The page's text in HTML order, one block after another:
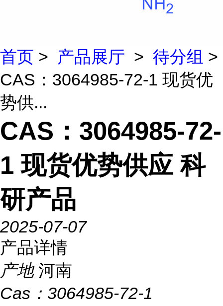
首页 > 产品展厅 > 待分组 >
CAS：3064985-72-1 现货优
势供...
CAS：3064985-72-
1 现货优势供应 科
研产品
2025-07-07
产品详情
产地 河南
Cas： 3064985-72-1